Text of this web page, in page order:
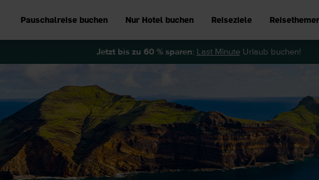
Pauschalreise buchen Nur Hotel buchen Reiseziele
Jetzt bis zu 60 % sparen: Last MinuteUrlaub buchen!